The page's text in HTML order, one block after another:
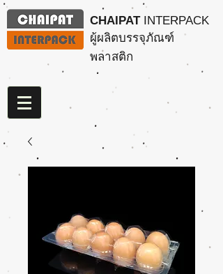
CHAIPATINTERPACK
ผู้ผลิตบรรจุภัณฑ์
พลาสติก